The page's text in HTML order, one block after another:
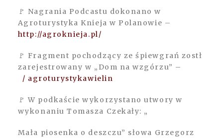
🚩 Nagrania Podcastu dokonano w
Agroturystyka Knieja w Polanowie –
http://agroknieja.pl/
🚩 Fragment pochodzący ze śpiewgrań zostł
zarejestrowany w „Dom na wzgórzu” –
/ agroturystykawielin
🚩 W podkaście wykorzystano utwory w
wykonaniu Tomasza Czekały: „
Mała piosenka o deszczu” słowa Grzegorz